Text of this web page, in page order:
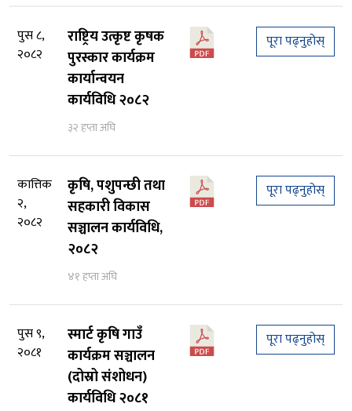
पुस ८,
२०८२
राष्ट्रिय उत्कृष्ट कृषक
पुरस्कार कार्यक्रम
कार्यान्वयन
कार्यविधि २०८२
३२ हप्ता अघि
पूरा पढ्नुहोस्
कात्तिक
२,
२०८२
कृषि, पशुपन्छी तथा
सहकारी विकास
सञ्चालन कार्यविधि,
२०८२
४१ हप्ता अघि
पूरा पढ्नुहोस्
पुस ९,
२०८१
स्मार्ट कृषि गाउँ
कार्यक्रम सञ्चालन
(दोस्रो संशोधन)
कार्यविधि २०८१
पूरा पढ्नुहोस्